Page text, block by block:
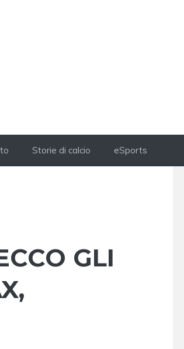
Storie di calcio eSports
GLI